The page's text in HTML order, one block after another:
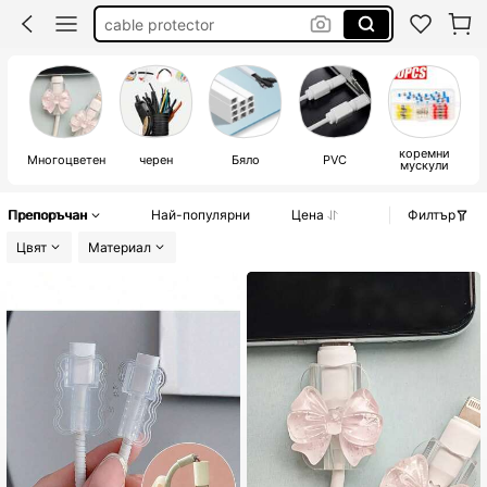
органайзер за кабели
предпазител за зарядно
Многоцветен черен Бяло PVC коремни
мускули
Препоръчан Най-популярни Цена
Филтър
Цвят
Материал